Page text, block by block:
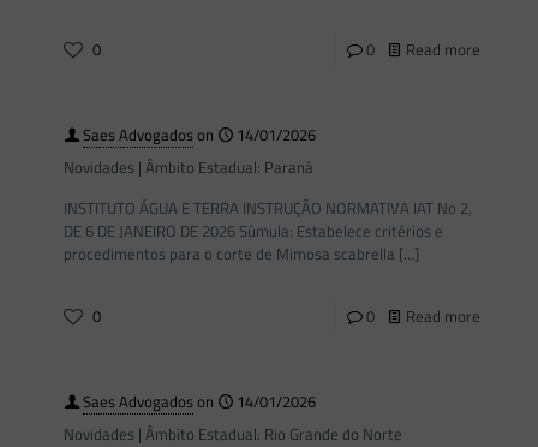
0 0 Read more
Saes Advogadoson
14/01/2026
Novidades | Âmbito Estadual: Paraná
INSTITUTO ÁGUA E TERRA INSTRUÇÃO NORMATIVA IAT No 2,
DE 6 DE JANEIRO DE 2026 Súmula: Estabelece critérios e
procedimentos para o corte de Mimosa scabrella […]
0 0 Read more
Saes Advogadoson
14/01/2026
Novidades | Âmbito Estadual: Rio Grande do Norte